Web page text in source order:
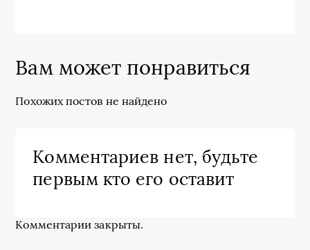
Вам может понравиться
Похожих постов не найдено
Комментариев нет, будьте
первым кто его оставит
Комментарии закрыты.